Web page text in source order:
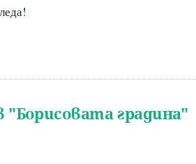
"Борисовата градина"